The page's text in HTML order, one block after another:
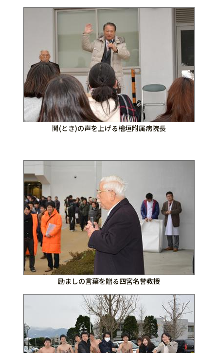
鬨(とき)の声を上げる檜垣附属病院長
励ましの言葉を贈る四宮名誉教授